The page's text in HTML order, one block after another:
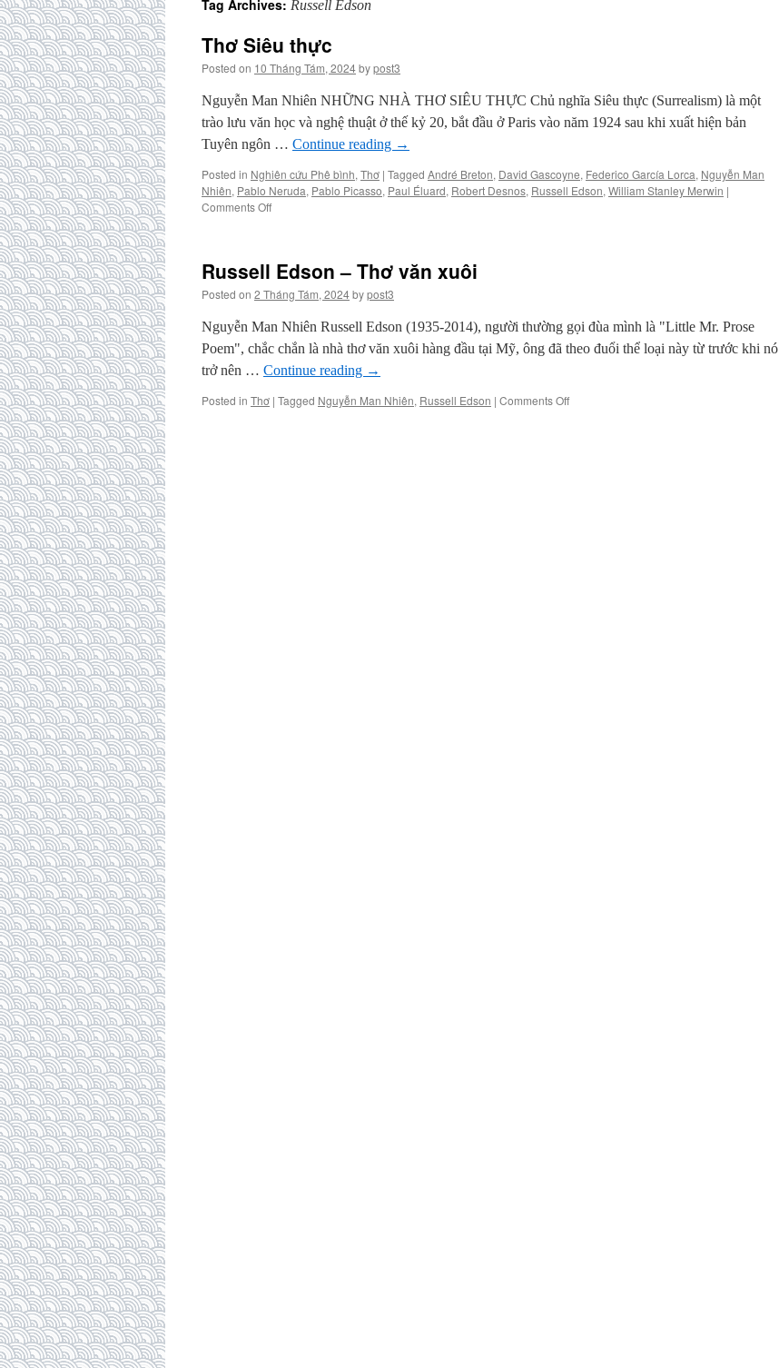
Tag Archives: Russell Edson
Thơ Siêu thực
Posted on 10 Tháng Tám, 2024bypost3
Nguyễn Man Nhiên NHỮNG NHÀ THƠ SIÊU THỰC Chủ nghĩa Siêu thực (Surrealism) là một
trào lưu văn học và nghệ thuật ở thế kỷ 20, bắt đầu ở Paris vào năm 1924 sau khi xuất hiện bản
Tuyên ngôn … Continue reading →
Posted in Nghiên cứu Phê bình, Thơ | Tagged André Breton, David Gascoyne, Federico García Lorca, Nguyễn Man
Nhiên, Pablo Neruda, Pablo Picasso, Paul Éluard, Robert Desnos, Russell Edson, William Stanley Merwin |
Comments Offon
Russell Edson – Thơ văn xuôi
Posted on 2 Tháng Tám, 2024bypost3
Nguyễn Man Nhiên Russell Edson (1935-2014), người thường gọi đùa mình là "Little Mr. Prose
Poem", chắc chắn là nhà thơ văn xuôi hàng đầu tại Mỹ, ông đã theo đuổi thể loại này từ trước khi nó
trở nên … Continue reading →
Posted in Thơ | Tagged Nguyễn Man Nhiên, Russell Edson | Comments Offon